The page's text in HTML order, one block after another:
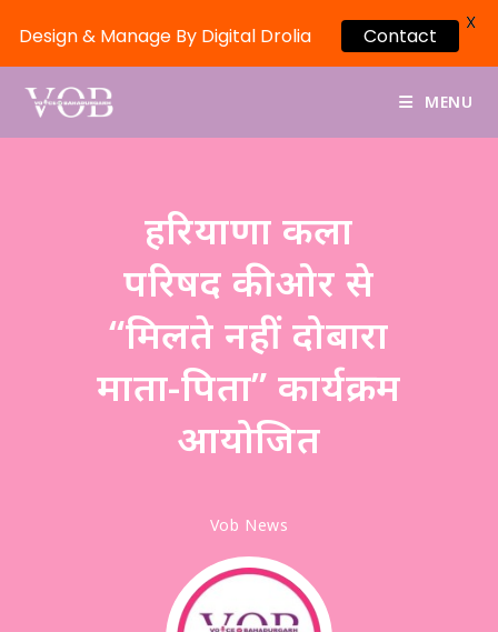
MENU
हरियाणा कला
परिषद की ओर से
“मिलते नहीं दोबारा
माता-पिता” कार्यक्रम
आयोजित
Vob News
Design & Manage By Digital Drolia Contact
X